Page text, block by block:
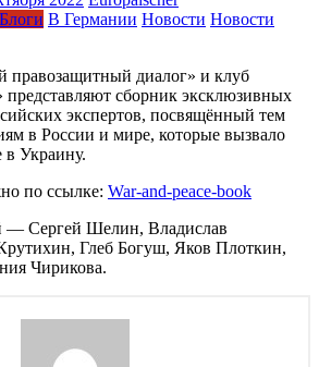
Блоги В Германии Новости Новости
правозащитный диалог» и клуб
представляют сборник эксклюзивных
экспертов, посвящённый тем
в России и мире, которые вызвало
в Украину.
по ссылке: War-and-peace-book
— Сергей Шелин, Владислав
Глеб Богуш, Яков Плоткин,
Чирикова.